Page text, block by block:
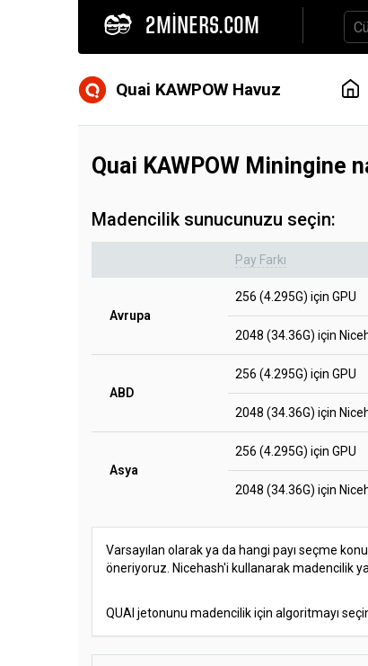
2MINERS.COM
Quai KAWPOW Havuz
Quai KAWPOW Miningine
Madencilik sunucunuzu seçin:
Pay Farkı
Avrupa
256 (4.295G) için GPU
2048 (34.36G) için
ABD
256 (4.295G) için GPU
2048 (34.36G) için
Asya
256 (4.295G) için GPU
2048 (34.36G) için
Varsayılan olarak ya da hangi payı seçme
öneriyoruz. Nicehash'i kullanarak madencilik
QUAI jetonunu madencilik için algoritmayı